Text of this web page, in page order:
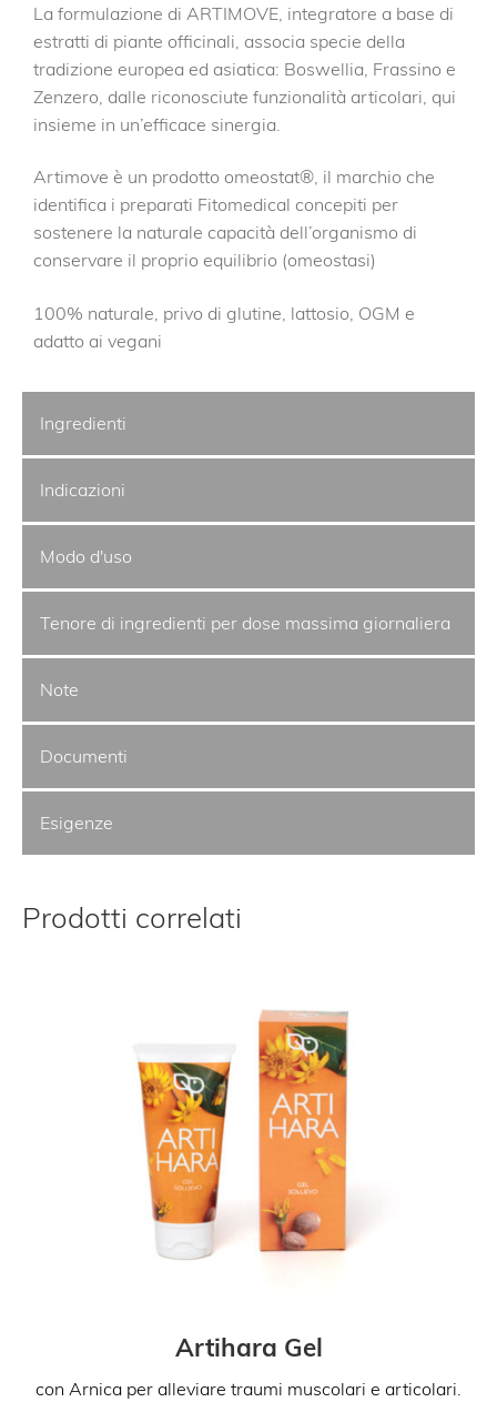
La formulazione di ARTIMOVE, integratore a base di
estratti di piante officinali, associa specie della
tradizione europea ed asiatica: Boswellia, Frassino e
Zenzero, dalle riconosciute funzionalità articolari, qui
insieme in un’efficace sinergia.
Artimove è un prodotto omeostat®, il marchio che
identifica i preparati Fitomedical concepiti per
sostenere la naturale capacità dell’organismo di
conservare il proprio equilibrio (omeostasi)
100% naturale, privo di glutine, lattosio, OGM e
adatto ai vegani
Ingredienti
Indicazioni
Modo d'uso
Tenore di ingredienti per dose massima giornaliera
Note
Documenti
Esigenze
Prodotti correlati
Artihara Gel
con Arnica per alleviare traumi muscolari e articolari.